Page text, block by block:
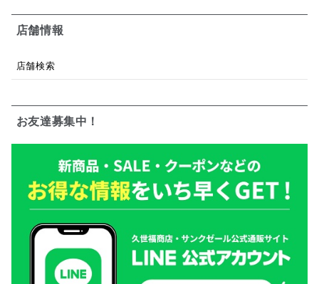
店舗情報
店舗検索
お友達募集中！